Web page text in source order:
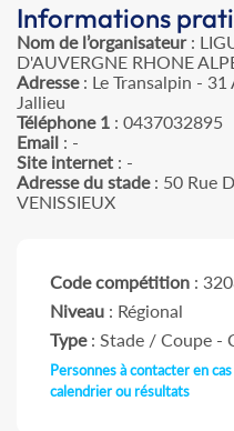
Informations
Nom de l’organisateur:
D'AUVERGNE RHONE
Adresse: Le Transalpin -
Jallieu
Téléphone 1 : 0437032895
Email : -
Site internet : -
Adresse du stade: 50 Rue
VENISSIEUX
Code compétition :
Niveau : Régional
Type: Stade / Coupe -
Personnes à contacter en
calendrier ou résultats